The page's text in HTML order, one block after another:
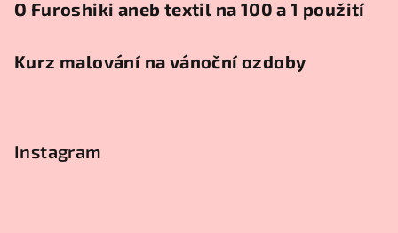
O Furoshiki aneb textil na 100 a 1 použití
Kurz malování na vánoční ozdoby
Instagram